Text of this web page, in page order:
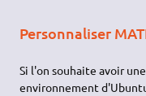
Personnaliser
Si l'on souhaite avoir
environnement d'Ubuntu